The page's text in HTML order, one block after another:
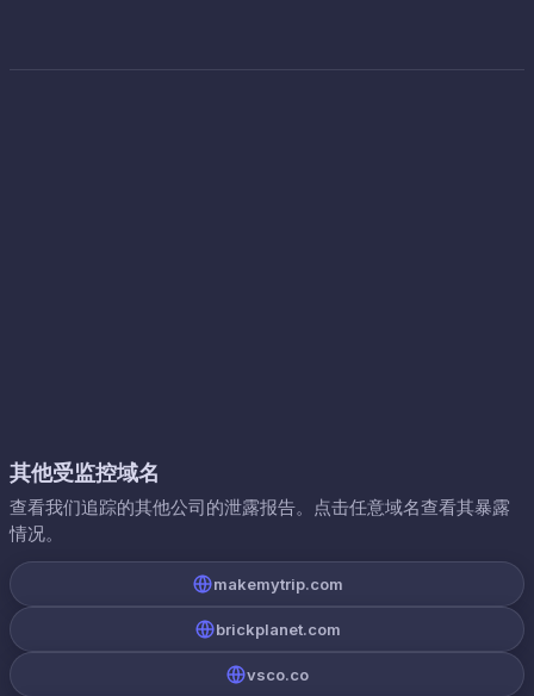
其他受监控域名
查看我们追踪的其他公司的泄露报告。点击任意域名查看其暴露
情况。
makemytrip.com
brickplanet.com
vsco.co